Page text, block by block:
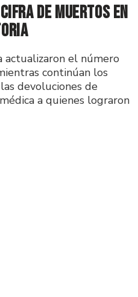
de muertos en
actualizaron el número
continúan los
devoluciones de
a quienes lograron